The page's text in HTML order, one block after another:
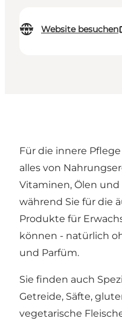
Website besuchen
Für die innere
alles von
Vitaminen, Ölen
während Sie für die
Produkte für
können - natürlich
und Parfüm.
Sie finden auch
Getreide, Säfte,
vegetarische